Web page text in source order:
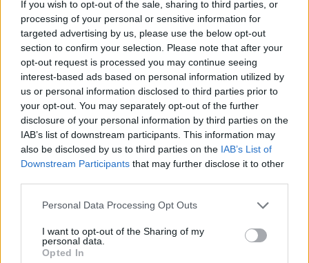
If you wish to opt-out of the sale, sharing to third parties, or
processing of your personal or sensitive information for
targeted advertising by us, please use the below opt-out
section to confirm your selection. Please note that after your
opt-out request is processed you may continue seeing
interest-based ads based on personal information utilized by
us or personal information disclosed to third parties prior to
your opt-out. You may separately opt-out of the further
disclosure of your personal information by third parties on the
IAB’s list of downstream participants. This information may
also be disclosed by us to third parties on the IAB’s List of
Downstream Participants that may further disclose it to other
Personal Data Processing Opt Outs
I want to opt-out of the Sharing of my
personal data.
Opted In
Ne izguljatok, a tankötelezettség miatt egyetlen olyan diák sem
maradhat iskola nélkül, aki még nem töltötte be a 16. életévét. Május
4-ig kaptok hivatalos értesítést arról, ha az egyik általatok megjelölt
középiskolábasem sikerült bekerülnötök.
Ekkor dönthettek amellett, hogy fellebbeztek a döntés ellen, vagy
pedig az ezután induló rendkívüli felvételi eljárás során
válogathattok azokból a középiskolákból, ahol a férőhelyeknek csak
kevesebb mint 90 százalékát töltötték fel.